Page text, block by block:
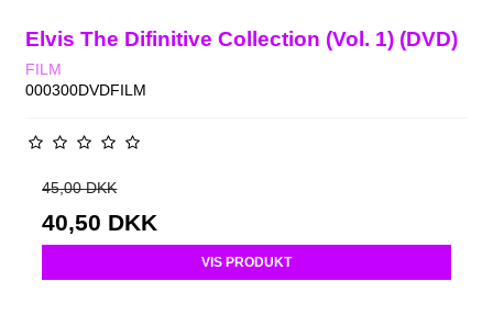
Elvis The Difinitive Collection (Vol. 1) (DVD)
FILM
000300DVDFILM
45,00 DKK
40,50 DKK
VIS PRODUKT